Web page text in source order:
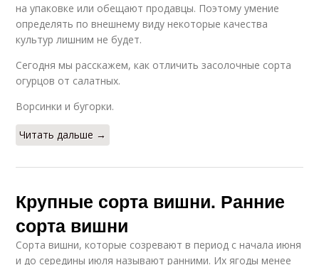
на упаковке или обещают продавцы. Поэтому умение
определять по внешнему виду некоторые качества
культур лишним не будет.
Сегодня мы расскажем, как отличить засолочные сорта
огурцов от салатных.
Ворсинки и бугорки.
Читать дальше →
Крупные сорта вишни. Ранние
сорта вишни
Сорта вишни, которые созревают в период с начала июня
и до середины июля называют ранними. Их ягоды менее